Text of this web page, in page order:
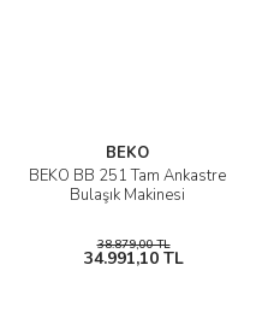
BEKO
BEKO BB 251 Tam Ankastre
Bulaşık Makinesi
38.879,00 TL
34.991,10 TL